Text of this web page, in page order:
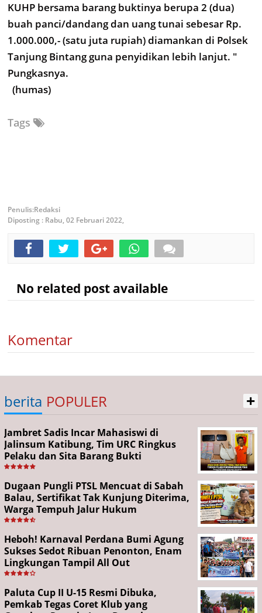
KUHP bersama barang buktinya berupa 2 (dua)
buah panci/dandang dan uang tunai sebesar Rp.
1.000.000,- (satu juta rupiah) diamankan di Polsek
Tanjung Bintang guna penyidikan lebih lanjut. "
Pungkasnya.
(humas)
Tags
Redaksi
Diposting : Rabu, 02 Februari 2022,
No related post available
Komentar
berita POPULER +
Jambret Sadis Incar Mahasiswi di
Jalinsum Katibung, Tim URC Ringkus
Pelaku dan Sita Barang Bukti
Dugaan Pungli PTSL Mencuat di Sabah
Balau, Sertifikat Tak Kunjung Diterima,
Warga Tempuh Jalur Hukum
Heboh! Karnaval Perdana Bumi Agung
Sukses Sedot Ribuan Penonton, Enam
Lingkungan Tampil All Out
Paluta Cup II U-15 Resmi Dibuka,
Pemkab Tegas Coret Klub yang